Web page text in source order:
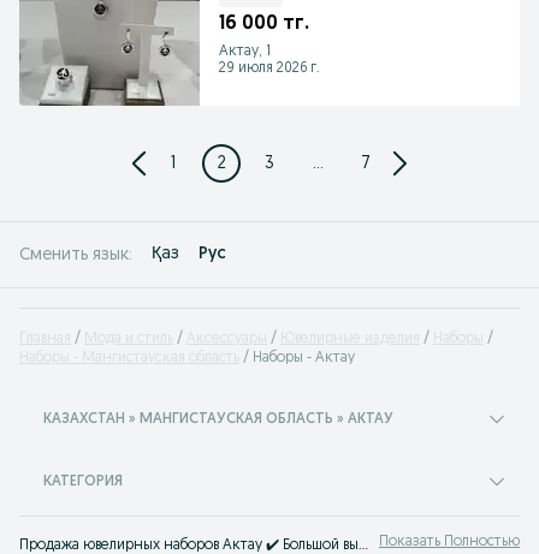
16 000 тг.
Актау, 1
29 июля 2026 г.
1 2 3 ... 7
Сменить язык: Қаз Рус
Главная Мода и стиль Аксессуары Ювелирные изделия
Наборы
Наборы - Мангистауская область
Наборы - Актау
КАЗАХСТАН » МАНГИСТАУСКАЯ ОБЛАСТЬ » АКТАУ
КАТЕГОРИЯ
Продажа ювелирных наборов Актау ✔️ Большой выбор золотых комплектов серег и колец по низким ценам ⭐ Купить шикарный золотой комплект с бриллиантами на OLX.kz! Показать Полностью